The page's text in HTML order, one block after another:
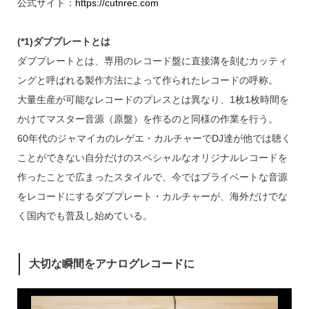
公式サイト： https://cutnrec.com
(*1)ダブプレートとは
ダブプレートとは、専用のレコード盤に直接溝を刻むカッティ
ングと呼ばれる製作方法によって作られたレコードの呼称。
大量生産が可能なレコードのプレスとは異なり、1枚1枚時間を
かけてマスター音源（原盤）を作るのと同様の作業を行う。
60年代のジャマイカのレゲエ・カルチャーでDJ達が他では聴く
ことができない自分だけのスペシャルなオリジナルレコードを
作ったことで広まったスタイルで、今ではプライベートな音源
をレコードにするダブプレート・カルチャーが、海外だけでな
く国内でも普及し始めている。
大切な瞬間をアナログレコードに